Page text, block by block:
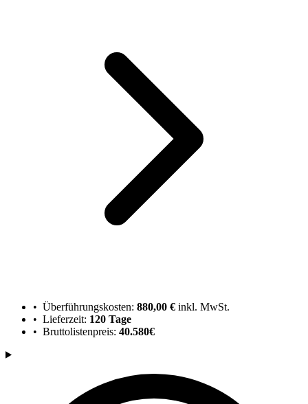
• Überführungskosten: 880,00 € inkl. MwSt.
• Lieferzeit: 120 Tage
• Bruttolistenpreis: 40.580€